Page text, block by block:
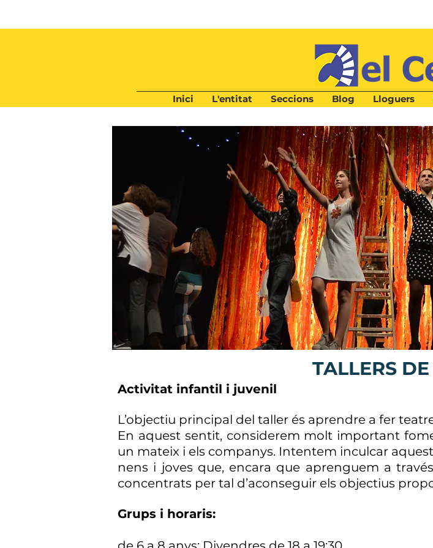
TALLERS
Activitat infantil i juvenil
L’objectiu principal del taller és aprendre a fer
En aquest sentit, considerem molt important
un mateix i els companys. Intentem inculcar
nens i joves que, encara que aprenguem a
concentrats per tal d’aconseguir els objectius
Grups i horaris:
Inici L'entitat Seccions Blog Lloguers